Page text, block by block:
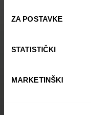
ZA POSTAVKE
STATISTIČKI
MARKETINŠKI